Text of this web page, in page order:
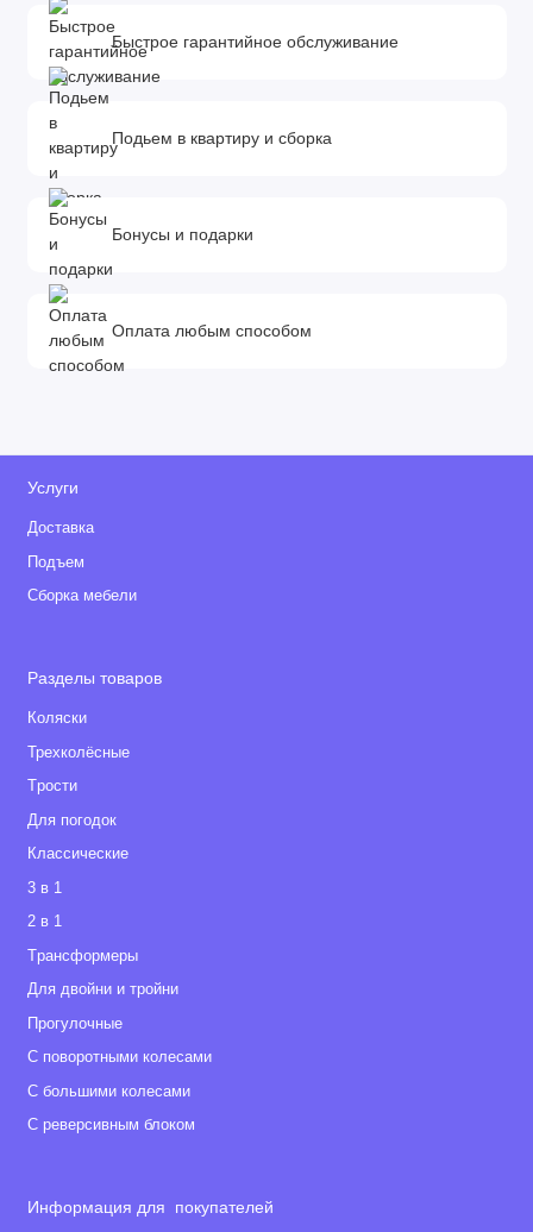
Быстрое гарантийное обслуживание
Подьем в квартиру и сборка
Бонусы и подарки
Оплата любым способом
Услуги
Доставка
Подъем
Сборка мебели
Разделы товаров
Коляски
Трехколёсные
Tрости
Для погодок
Классические
3 в 1
2 в 1
Tрансформеры
Для двойни и тройни
Прогулочные
С поворотными колесами
С большими колесами
С реверсивным блоком
Информация для покупателей